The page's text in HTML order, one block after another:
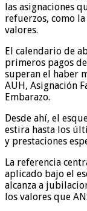
las asignaciones
refuerzos, como
valores.
El calendario de
primeros pagos
superan el haber
AUH, Asignación
Embarazo.
Desde ahí, el
estira hasta los
y prestaciones
La referencia
aplicado bajo el
alcanza a
los valores que